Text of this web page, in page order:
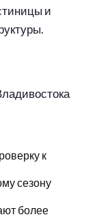
и
к
сезону
более